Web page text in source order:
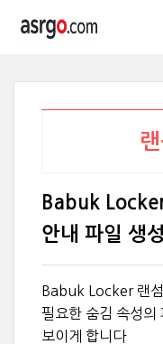
Babuk
안내 파일 생성
Babuk Locker 랜
필요한 숨김 속성의
보이게 합니다